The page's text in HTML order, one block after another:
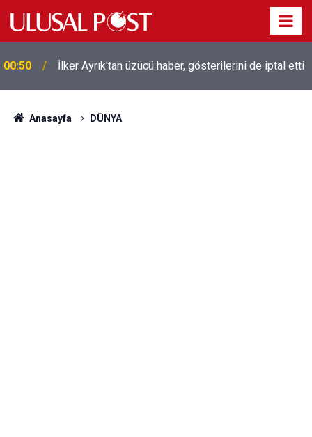
00:39
Liverpool efsanesi Mısırlı yıldız Mohamed Salah
Trabzonspor ile anlaştı! Yarın geliyor
Anasayfa DÜNYA